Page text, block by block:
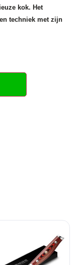
kok. Het
techniek met zijn